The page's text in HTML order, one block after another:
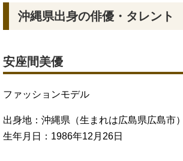
沖縄県出身の俳優・タレント
安座間美優
ファッションモデル
出身地：沖縄県（生まれは広島県広島市）
生年月日：1986年12月26日